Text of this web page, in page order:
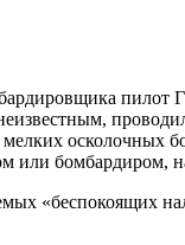
осколочных
или бомбардиром,
«беспокоящих